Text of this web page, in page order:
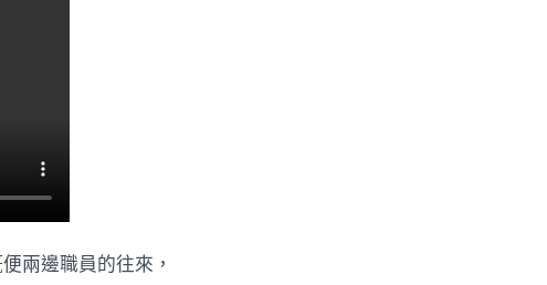
通
|
空
中
兩邊職員的往來，